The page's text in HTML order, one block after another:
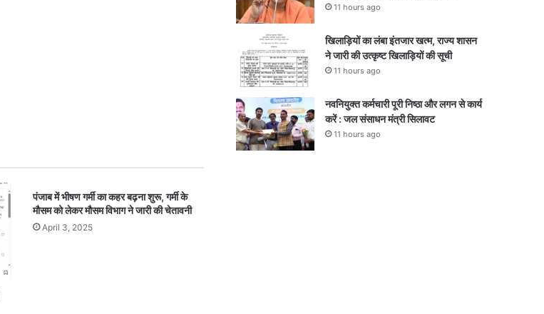
पंजाब में भीषण गर्मी का कहर बढ़ना शुरू, गर्मी के
मौसम को लेकर मौसम विभाग ने जारी की चेतावनी
April 3, 2025
11 hours ago
खिलाड़ियों का लंबा इंतजार खत्म, राज्य शासन
ने जारी की उत्कृष्ट खिलाड़ियों की सूची
11 hours ago
नवनियुक्त कर्मचारी पूरी निष्ठा और लगन से कार्य
करें : जल संसाधन मंत्री सिलावट
11 hours ago